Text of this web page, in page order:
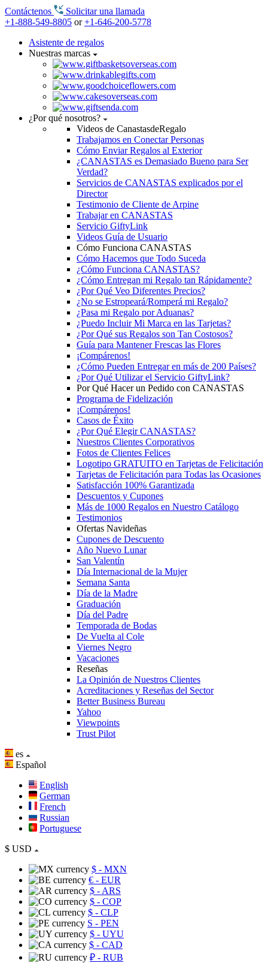
Contáctenos
Solicitar una llamada
+1-888-549-8805 or+1-646-200-5778
Asistente de regalos
Nuestras marcas
¿Por qué nosotros?
Videos de CanastasdeRegalo
Trabajamos en Conectar Personas
Cómo Enviar Regalos al Exterior
¿CANASTAS es Demasiado Bueno para Ser
Verdad?
Servicios de CANASTAS explicados por el
Director
Testimonio de Cliente de Arpine
Trabajar en CANASTAS
Servicio GiftyLink
Videos Guía de Usuario
Cómo Funciona CANASTAS
Cómo Hacemos que Todo Suceda
¿Cómo Funciona CANASTAS?
¿Cómo Entregan mi Regalo tan Rápidamente?
¿Por Qué Veo Diferentes Precios?
¿No se Estropeará/Romperá mi Regalo?
¿Pasa mi Regalo por Aduanas?
¿Puedo Incluir Mi Marca en las Tarjetas?
¿Por Qué sus Regalos son Tan Costosos?
Guía para Mantener Frescas las Flores
¡Compárenos!
¿Cómo Pueden Entregar en más de 200 Países?
¿Por Qué Utilizar el Servicio GiftyLink?
Por Qué Hacer un Pedido con CANASTAS
Programa de Fidelización
¡Compárenos!
Casos de Éxito
¿Por Qué Elegir CANASTAS?
Nuestros Clientes Corporativos
Fotos de Clientes Felices
Logotipo GRATUITO en Tarjetas de Felicitación
Tarjetas de Felicitación para Todas las Ocasiones
Satisfacción 100% Garantizada
Descuentos y Cupones
Más de 1000 Regalos en Nuestro Catálogo
Testimonios
Ofertas Navideñas
Cupones de Descuento
Año Nuevo Lunar
San Valentín
Día Internacional de la Mujer
Semana Santa
Día de la Madre
Graduación
Día del Padre
Temporada de Bodas
De Vuelta al Cole
Viernes Negro
Vacaciones
Reseñas
La Opinión de Nuestros Clientes
Acreditaciones y Reseñas del Sector
Better Business Bureau
Yahoo
Viewpoints
Trust Pilot
es
Español
English
German
French
Russian
Portuguese
$ USD
$ - MXN
€ - EUR
$ - ARS
$ - COP
$ - CLP
S - PEN
$ - UYU
$ - CAD
₽ - RUB